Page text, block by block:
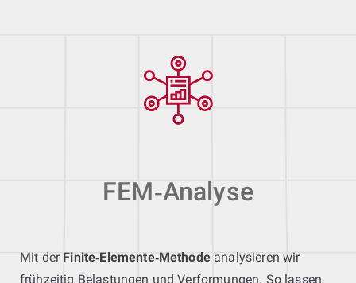
FEM‑Analyse
Mit der Finite‑Elemente‑Methodeanalysieren wir
frühzeitig Belastungen und Verformungen. So lassen